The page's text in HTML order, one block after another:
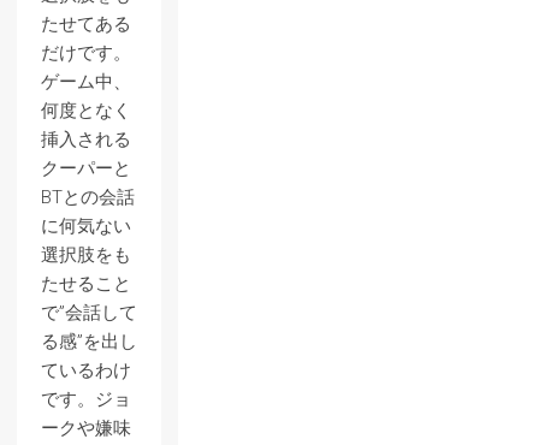
たせてある
だけです。
ゲーム中、
何度となく
挿入される
クーパーと
BTとの会話
に何気ない
選択肢をも
たせること
で”会話して
る感”を出し
ているわけ
です。ジョ
ークや嫌味